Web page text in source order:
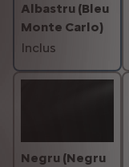
Albastru (Bleu
Monte Carlo)
Inclus
Negru (Negru